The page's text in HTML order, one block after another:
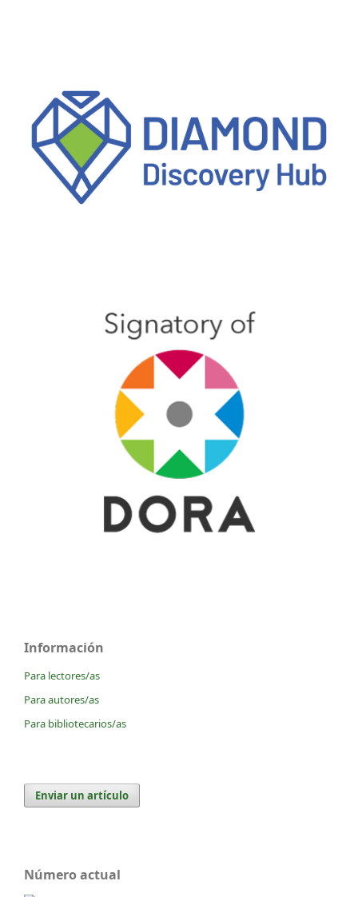
Información
Para lectores/as
Para autores/as
Para bibliotecarios/as
Enviar un artículo
Número actual